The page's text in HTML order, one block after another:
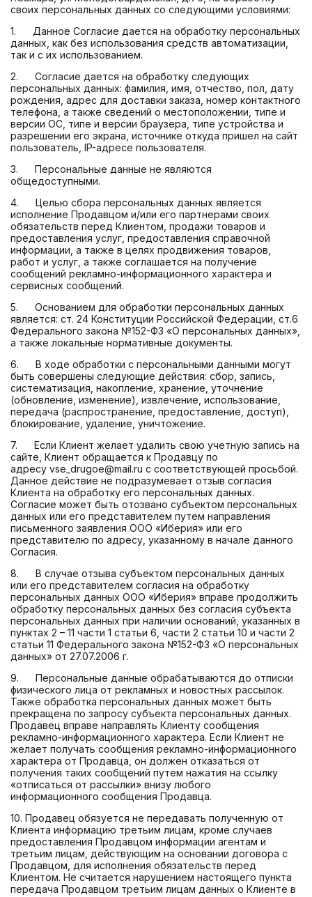
своих персональных данных со следующими условиями:
1. Данное Согласие дается на обработку персональных
данных, как без использования средств автоматизации,
так и с их использованием.
2. Согласие дается на обработку следующих
персональных данных: фамилия, имя, отчество, пол, дату
рождения, адрес для доставки заказа, номер контактного
телефона, а также сведений о местоположении, типе и
версии ОС, типе и версии браузера, типе устройства и
разрешении его экрана, источнике откуда пришел на сайт
пользователь, IP-адресе пользователя.
3. Персональные данные не являются
общедоступными.
4. Целью сбора персональных данных является
исполнение Продавцом и/или его партнерами своих
обязательств перед Клиентом, продажи товаров и
предоставления услуг, предоставления справочной
информации, а также в целях продвижения товаров,
работ и услуг, а также соглашается на получение
сообщений рекламно-информационного характера и
сервисных сообщений.
5. Основанием для обработки персональных данных
является: ст. 24 Конституции Российской Федерации, ст.6
Федерального закона №152-ФЗ «О персональных данных»,
а также локальные нормативные документы.
6. В ходе обработки с персональными данными могут
быть совершены следующие действия: сбор, запись,
систематизация, накопление, хранение, уточнение
(обновление, изменение), извлечение, использование,
передача (распространение, предоставление, доступ),
блокирование, удаление, уничтожение.
7. Если Клиент желает удалить свою учетную запись на
сайте, Клиент обращается к Продавцу по
адресу vse_drugoe@mail.ru с соответствующей просьбой.
Данное действие не подразумевает отзыв согласия
Клиента на обработку его персональных данных.
Согласие может быть отозвано субъектом персональных
данных или его представителем путем направления
письменного заявления ООО «Иберия» или его
представителю по адресу, указанному в начале данного
Согласия.
8. В случае отзыва субъектом персональных данных
или его представителем согласия на обработку
персональных данных ООО «Иберия» вправе продолжить
обработку персональных данных без согласия субъекта
персональных данных при наличии оснований, указанных в
пунктах 2 – 11 части 1 статьи 6, части 2 статьи 10 и части 2
статьи 11 Федерального закона №152-ФЗ «О персональных
данных» от 27.07.2006 г.
9. Персональные данные обрабатываются до отписки
физического лица от рекламных и новостных рассылок.
Также обработка персональных данных может быть
прекращена по запросу субъекта персональных данных.
Продавец вправе направлять Клиенту сообщения
рекламно-информационного характера. Если Клиент не
желает получать сообщения рекламно-информационного
характера от Продавца, он должен отказаться от
получения таких сообщений путем нажатия на ссылку
«отписаться от рассылки» внизу любого
информационного сообщения Продавца.
10. Продавец обязуется не передавать полученную от
Клиента информацию третьим лицам, кроме случаев
предоставления Продавцом информации агентам и
третьим лицам, действующим на основании договора с
Продавцом, для исполнения обязательств перед
Клиентом. Не считается нарушением настоящего пункта
передача Продавцом третьим лицам данных о Клиенте в